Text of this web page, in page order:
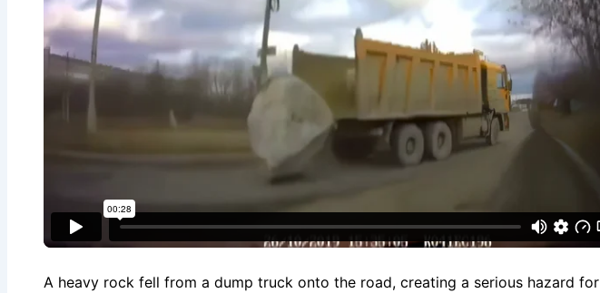
A heavy rock fell from a dump truck onto the road, creating a serious hazard for